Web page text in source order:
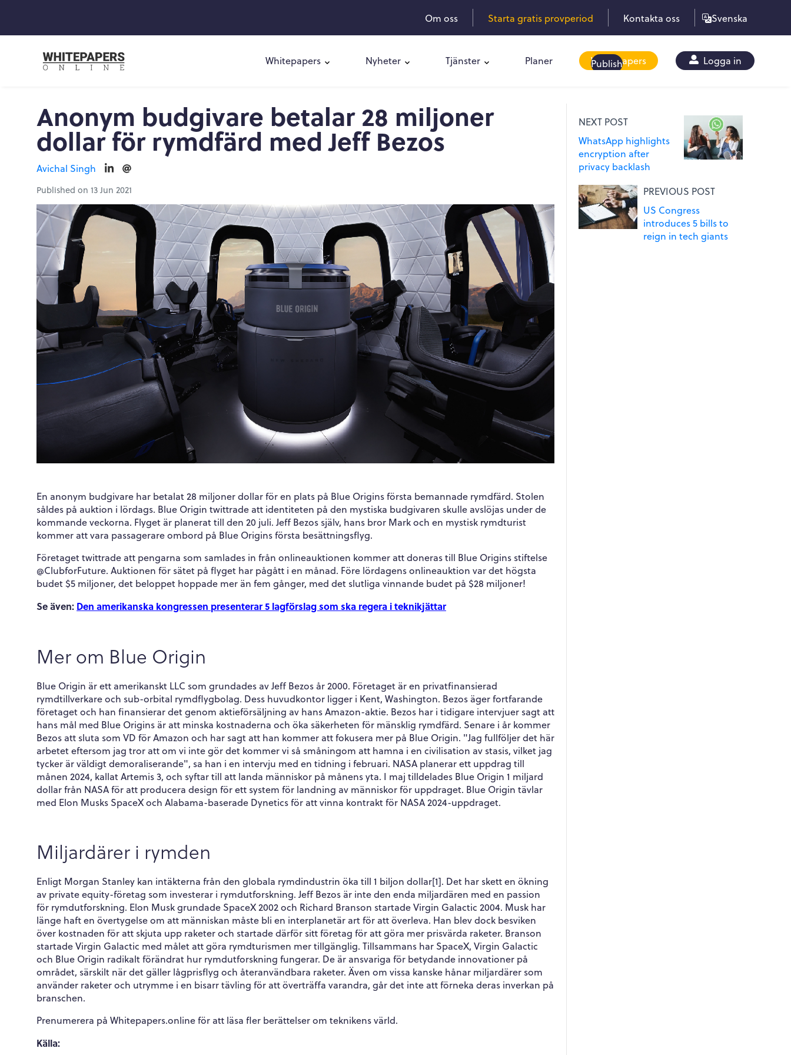
Om oss Starta gratis provperiod Kontakta oss Svenska
Whitepapers Nyheter Tjänster Planer Publish
Whitepapers Logga in
Anonym budgivare betalar 28 miljoner
dollar för rymdfärd med Jeff Bezos
Avichal Singh
Published on 13 Jun 2021
En anonym budgivare har betalat 28 miljoner dollar för en plats på Blue Origins första bemannade rymdfärd. Stolen
såldes på auktion i lördags. Blue Origin twittrade att identiteten på den mystiska budgivaren skulle avslöjas under de
kommande veckorna. Flyget är planerat till den 20 juli. Jeff Bezos själv, hans bror Mark och en mystisk rymdturist
kommer att vara passagerare ombord på Blue Origins första besättningsflyg.
Företaget twittrade att pengarna som samlades in från onlineauktionen kommer att doneras till Blue Origins stiftelse
@ClubforFuture. Auktionen för sätet på flyget har pågått i en månad. Före lördagens onlineauktion var det högsta
budet $5 miljoner, det beloppet hoppade mer än fem gånger, med det slutliga vinnande budet på $28 miljoner!
Se även: Den amerikanska kongressen presenterar 5 lagförslag som ska regera i teknikjättar
Mer om Blue Origin
Blue Origin är ett amerikanskt LLC som grundades av Jeff Bezos år 2000. Företaget är en privatfinansierad
rymdtillverkare och sub-orbital rymdflygbolag. Dess huvudkontor ligger i Kent, Washington. Bezos äger fortfarande
företaget och han finansierar det genom aktieförsäljning av hans Amazon-aktie. Bezos har i tidigare intervjuer sagt att
hans mål med Blue Origins är att minska kostnaderna och öka säkerheten för mänsklig rymdfärd. Senare i år kommer
Bezos att sluta som VD för Amazon och har sagt att han kommer att fokusera mer på Blue Origin. "Jag fullföljer det här
arbetet eftersom jag tror att om vi inte gör det kommer vi så småningom att hamna i en civilisation av stasis, vilket jag
tycker är väldigt demoraliserande", sa han i en intervju med en tidning i februari. NASA planerar ett uppdrag till
månen 2024, kallat Artemis 3, och syftar till att landa människor på månens yta. I maj tilldelades Blue Origin 1 miljard
dollar från NASA för att producera design för ett system för landning av människor för uppdraget. Blue Origin tävlar
med Elon Musks SpaceX och Alabama-baserade Dynetics för att vinna kontrakt för NASA 2024-uppdraget.
Miljardärer i rymden
Enligt Morgan Stanley kan intäkterna från den globala rymdindustrin öka till 1 biljon dollar[1]. Det har skett en ökning
av private equity-företag som investerar i rymdutforskning. Jeff Bezos är inte den enda miljardären med en passion
för rymdutforskning. Elon Musk grundade SpaceX 2002 och Richard Branson startade Virgin Galactic 2004. Musk har
länge haft en övertygelse om att människan måste bli en interplanetär art för att överleva. Han blev dock besviken
över kostnaden för att skjuta upp raketer och startade därför sitt företag för att göra mer prisvärda raketer. Branson
startade Virgin Galactic med målet att göra rymdturismen mer tillgänglig. Tillsammans har SpaceX, Virgin Galactic
och Blue Origin radikalt förändrat hur rymdutforskning fungerar. De är ansvariga för betydande innovationer på
området, särskilt när det gäller lågprisflyg och återanvändbara raketer. Även om vissa kanske hånar miljardärer som
använder raketer och utrymme i en bisarr tävling för att överträffa varandra, går det inte att förneka deras inverkan på
branschen.
Prenumerera på Whitepapers.online för att läsa fler berättelser om teknikens värld.
Källa:
NEXT POST
WhatsApp highlights
encryption after
privacy backlash
PREVIOUS POST
US Congress
introduces 5 bills to
reign in tech giants